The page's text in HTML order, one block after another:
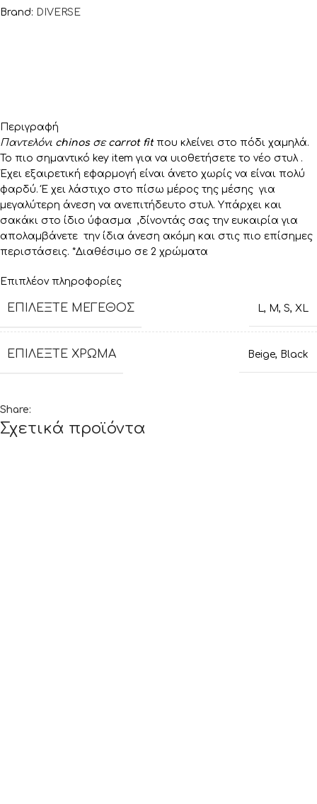
Brand: DIVERSE
Περιγραφή
Παντελόνι chinos σε carrot fitπου κλείνει στο πόδι χαμηλά.
Το πιο σημαντικό key item για να υιοθετήσετε το νέο στυλ .
Έχει εξαιρετική εφαρμογή είναι άνετο χωρίς να είναι πολύ
φαρδύ. Έ χει λάστιχο στο πίσω μέρος της μέσης για
μεγαλύτερη άνεση να ανεπιτήδευτο στυλ. Υπάρχει και
σακάκι στο ίδιο ύφασμα ,δίνοντάς σας την ευκαιρία για
απολαμβάνετε την ίδια άνεση ακόμη και στις πιο επίσημες
περιστάσεις. *Διαθέσιμο σε 2 χρώματα
Επιπλέον πληροφορίες
ΕΠΙΛΈΞΤΕ ΜΈΓΕΘΟΣ L, M, S, XL
ΕΠΙΛΈΞΤΕ ΧΡΏΜΑ Beige, Black
Share:
Σχετικά προϊόντα